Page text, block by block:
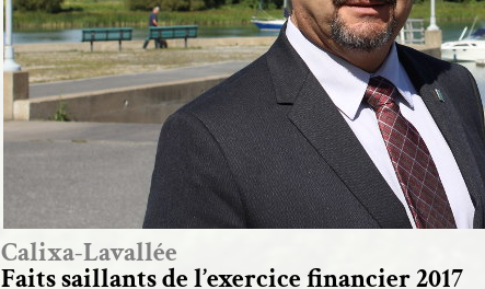
Calixa-Lavallée
Faits saillants de l’exercice financier 2017